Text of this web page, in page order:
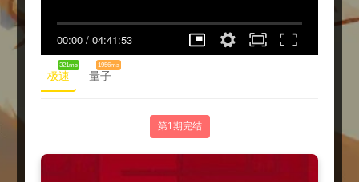
00:00/ 04:41:53
极速
321ms
量子
1956ms
第1期完结